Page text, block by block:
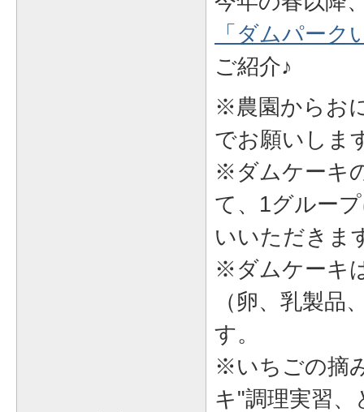
「ダムパーク
ご紹介♪
※農園からお
でお願いしま
※ダムケーキ
て、1グルー
いいただきま
※ダムケーキ
（卵、乳製品
す。
※いちごの摘
キ"調理実習